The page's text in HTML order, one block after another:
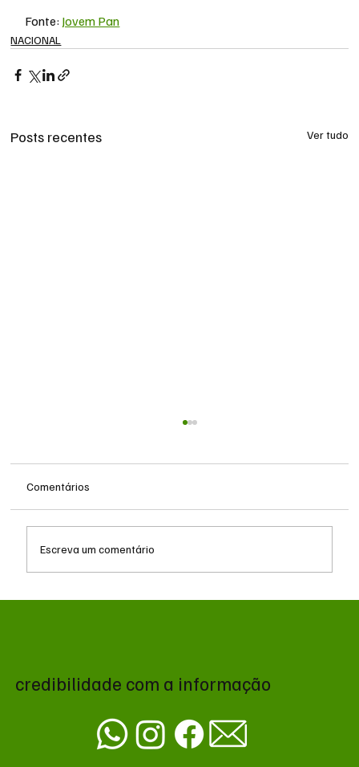
Fonte: Jovem Pan
NACIONAL
Posts recentes Ver tudo
Comentários
Escreva um comentário
credibilidade com a informação